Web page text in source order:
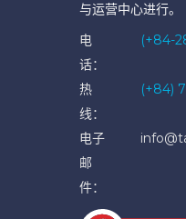
与运营中心进行。
电
话：
(+84-
热
线：
(+84)
电子
邮
件：